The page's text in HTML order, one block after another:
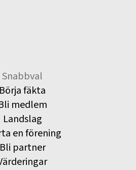
Snabbval
Börja fäkta
medlem
Landslag
en förening
Bli partner